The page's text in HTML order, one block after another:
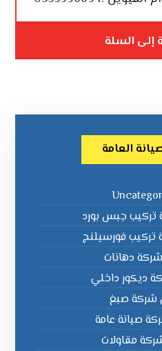
إلى السلة
العامة
جبس بورد
فورسيلنج
دهانات
ديكور داخلي
شركة صبغ
صيانة عامة
مقاولات